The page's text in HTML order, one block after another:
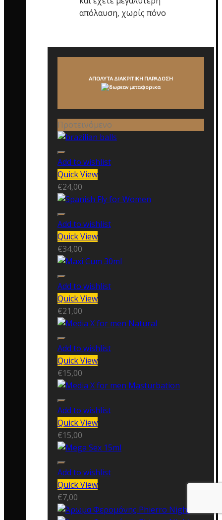
απόλαυση, χωρίς πόνο
ΑΠΟΛΥΤΑ ΔΙΑΚΡΙΤΙΚΗ ΠΑΡΑΔΟΣΗ
Προτεινόμενο
Add to wishlist
Quick View
€24,00
Add to wishlist
Quick View
€34,00
Add to wishlist
Quick View
€21,00
Add to wishlist
Quick View
€15,00
Add to wishlist
Quick View
€15,00
Add to wishlist
Quick View
€7,00